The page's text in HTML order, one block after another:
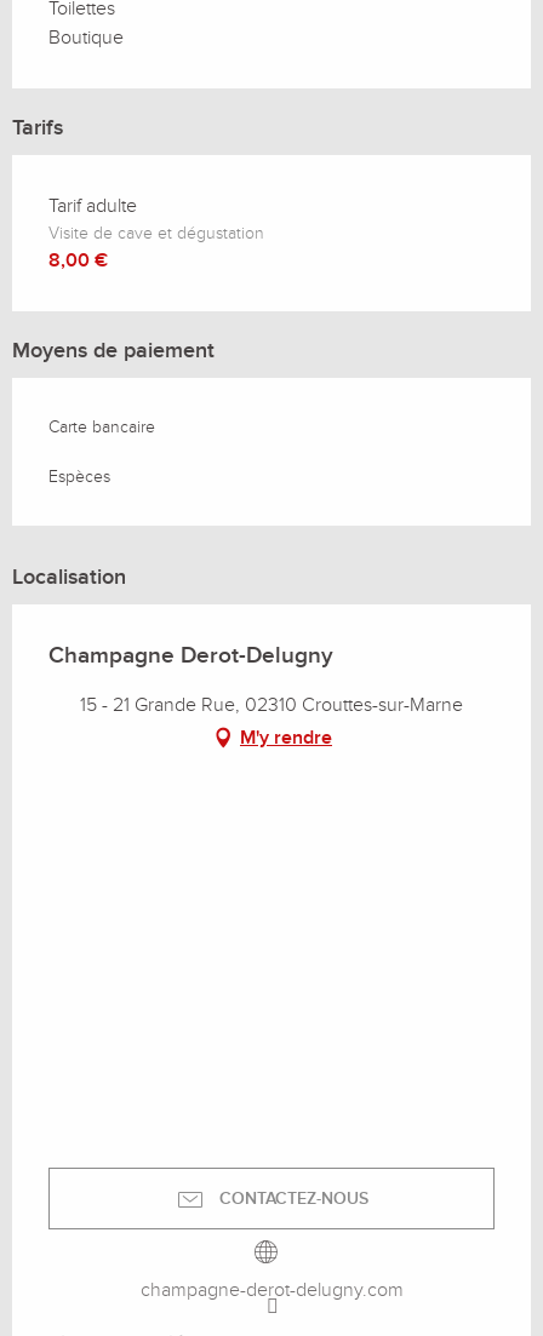
Toilettes
Boutique
Tarifs
Tarif adulte
Visite de cave et dégustation
8,00 €
Moyens de paiement
Carte bancaire
Espèces
Localisation
Champagne Derot-Delugny
15 - 21 Grande Rue, 02310 Crouttes-sur-Marne
M'y rendre
CONTACTEZ-NOUS
champagne-derot-delugny.com